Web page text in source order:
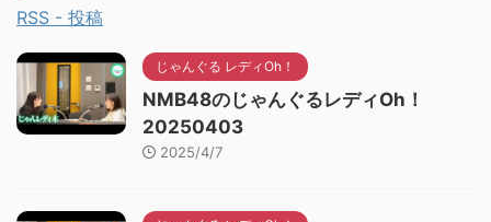
RSS - 投稿
じゃんぐる レディOh！
NMB48のじゃんぐるレディOh！
20250403
2025/4/7